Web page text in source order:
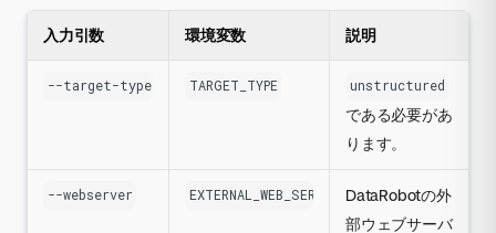
入力引数 環境変数 説明
--target-type TARGET_TYPE unstructured
である必要があ
ります。
--webserver EXTERNAL_WEB_SERVER_URLDataRobotの外
部ウェブサーバ